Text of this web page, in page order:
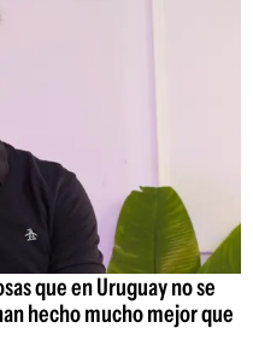
que en Uruguay no se
hecho mucho mejor que